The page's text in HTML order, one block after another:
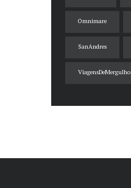
Omnimare
SanAndres
ViagensDeMergulho